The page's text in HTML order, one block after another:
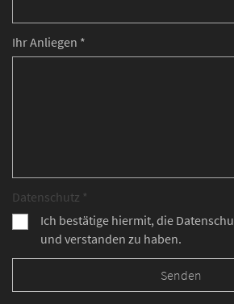
Ihr Anliegen *
Datenschutz *
Ich bestätige hiermit, die
und verstanden zu haben.